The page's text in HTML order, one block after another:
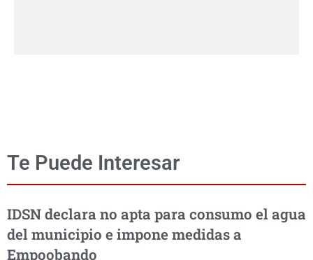
Te Puede Interesar
IDSN declara no apta para consumo el agua
del municipio e impone medidas a
Empoobando